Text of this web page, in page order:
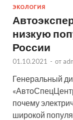
ЭКОЛОГИЯ
низкую
России
01.10.2021 - от
Генеральный
почему
широкой